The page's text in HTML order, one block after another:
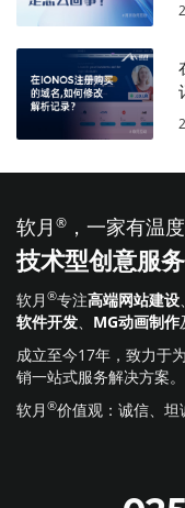
软月 ® ，一家有温
技术型创意服
软月 ®专注高端网站建设、
软件开发、 MG动画制作
成立至今17年，致力于
销一站式服务解决方案。
软月 ®价值观：诚信、坦